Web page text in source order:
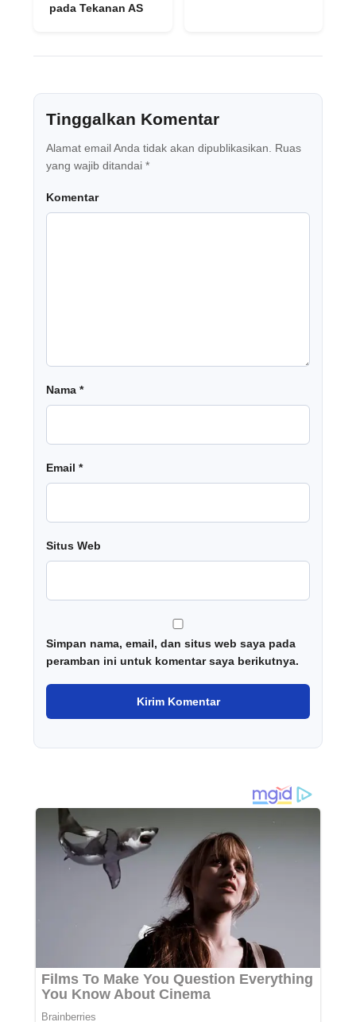
pada Tekanan AS
Tinggalkan Komentar
Alamat email Anda tidak akan dipublikasikan.
Ruas
yang wajib ditandai *
Komentar
Nama *
Email *
Situs Web
Simpan nama, email, dan situs web saya pada
peramban ini untuk komentar saya berikutnya.